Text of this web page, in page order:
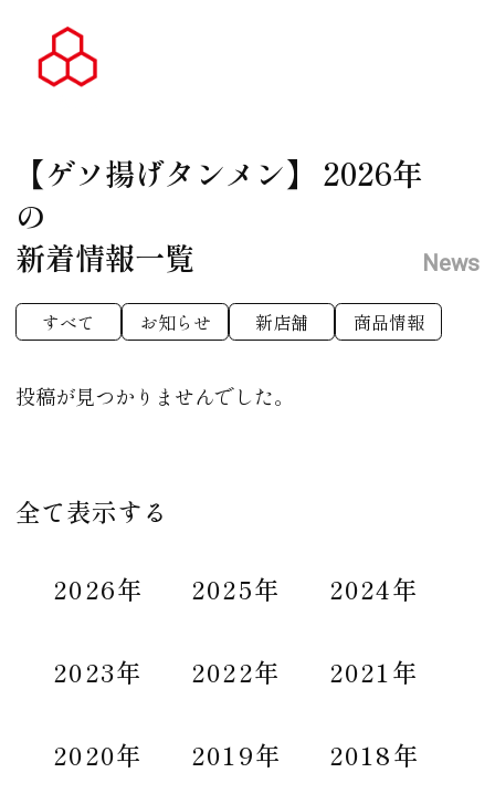
【ゲソ揚げタンメン】 2026年
の
新着情報一覧
News
すべて お知らせ 新店舗 商品情報
投稿が見つかりませんでした。
全て表示する
2026年 2025年 2024年
2023年 2022年 2021年
2020年 2019年 2018年